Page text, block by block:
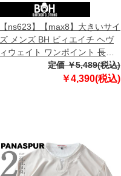
【ns623】【max8】大きいサイ
ズ メンズ BH ビィエイチ ヘヴ
ィウェイト ワンポイント 長袖
Tシャツ bh-t250402 【t2502】
定価 ￥5,489(税込)
￥4,390(税込)